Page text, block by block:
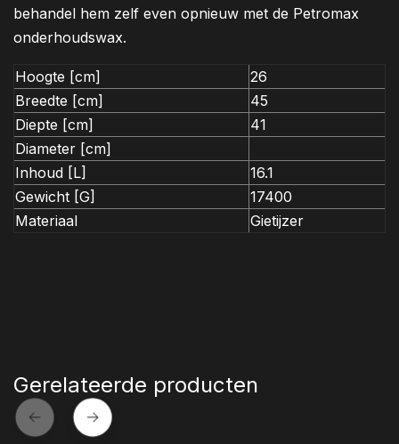
behandel hem zelf even opnieuw met de Petromax
onderhoudswax.
Hoogte [cm]
26
Breedte [cm]
45
Diepte [cm]
41
Diameter [cm]
Inhoud [L]
16.1
Gewicht [G]
17400
Materiaal
Gietijzer
Gerelateerde producten